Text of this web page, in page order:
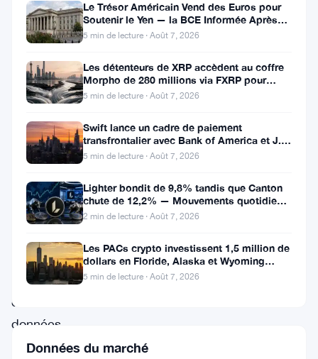
des
événements,
Riot
Platforms,
une
importante
société
minière
centres
de
données
Bitcoin,
Le Trésor Américain Vend des Euros pour
Soutenir le Yen — la BCE Informée Après
Coup
5 min de lecture · Août 7, 2026
Les détenteurs de XRP accèdent au coffre
Morpho de 280 millions via FXRP pour
emprunter des RLUSD
5 min de lecture · Août 7, 2026
Swift lance un cadre de paiement
transfrontalier avec Bank of America et J.P.
Morgan dans 25 pays
5 min de lecture · Août 7, 2026
Lighter bondit de 9,8% tandis que Canton
chute de 12,2% — Mouvements quotidiens
du 7 août
2 min de lecture · Août 7, 2026
Les PACs crypto investissent 1,5 million de
dollars en Floride, Alaska et Wyoming
après un revers au Michigan
5 min de lecture · Août 7, 2026
Données du marché